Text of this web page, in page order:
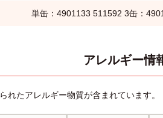
単缶：4901133 511592 3缶：
アレルギー情
れたアレルギー物質が含まれています。